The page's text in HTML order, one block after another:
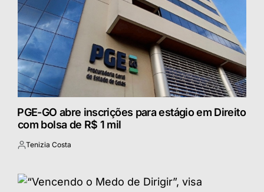
⁠PGE-GO abre inscrições para estágio em Direito
com bolsa de R$ 1 mil
Postado
Tenizia Costa